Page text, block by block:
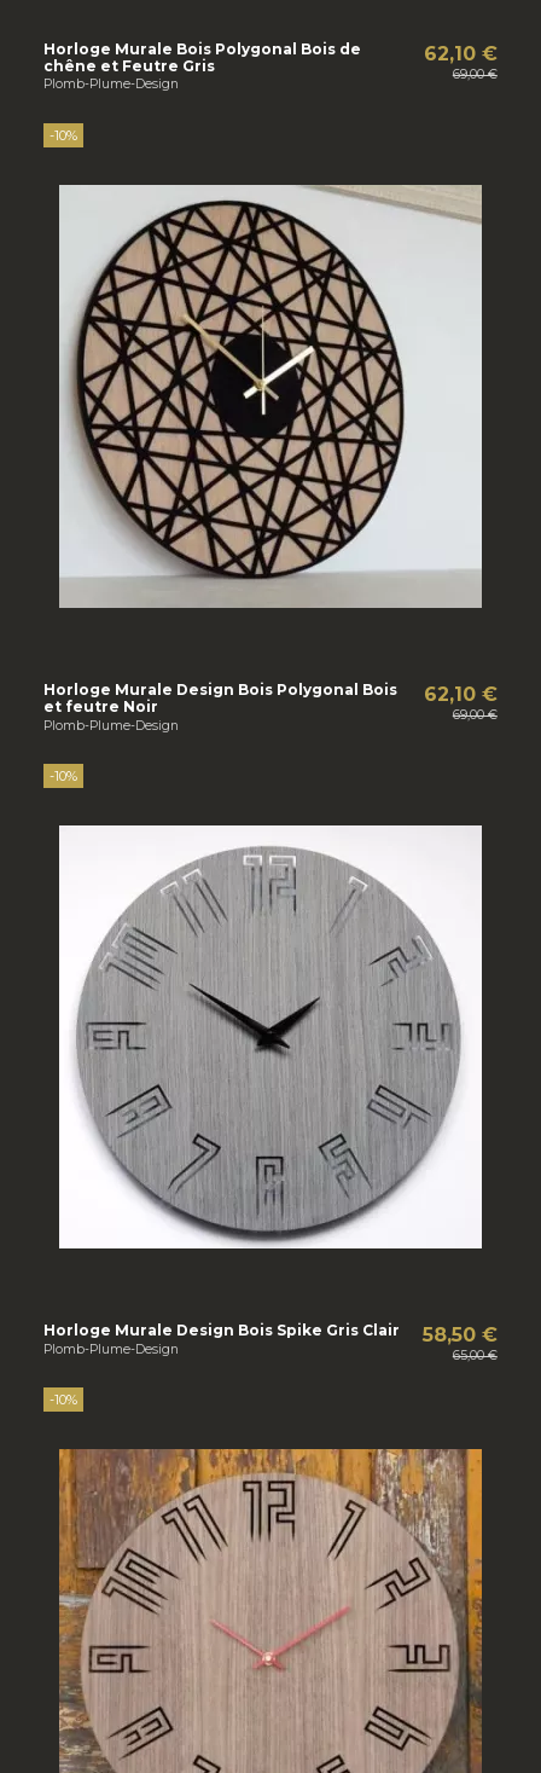
Horloge Murale Bois Polygonal Bois de
chêne et Feutre Gris
Plomb-Plume-Design
62,10 €
69,00 €
-10%
Horloge Murale Design Bois Polygonal Bois
et feutre Noir
Plomb-Plume-Design
62,10 €
69,00 €
-10%
Horloge Murale Design Bois Spike Gris Clair
Plomb-Plume-Design
58,50 €
65,00 €
-10%